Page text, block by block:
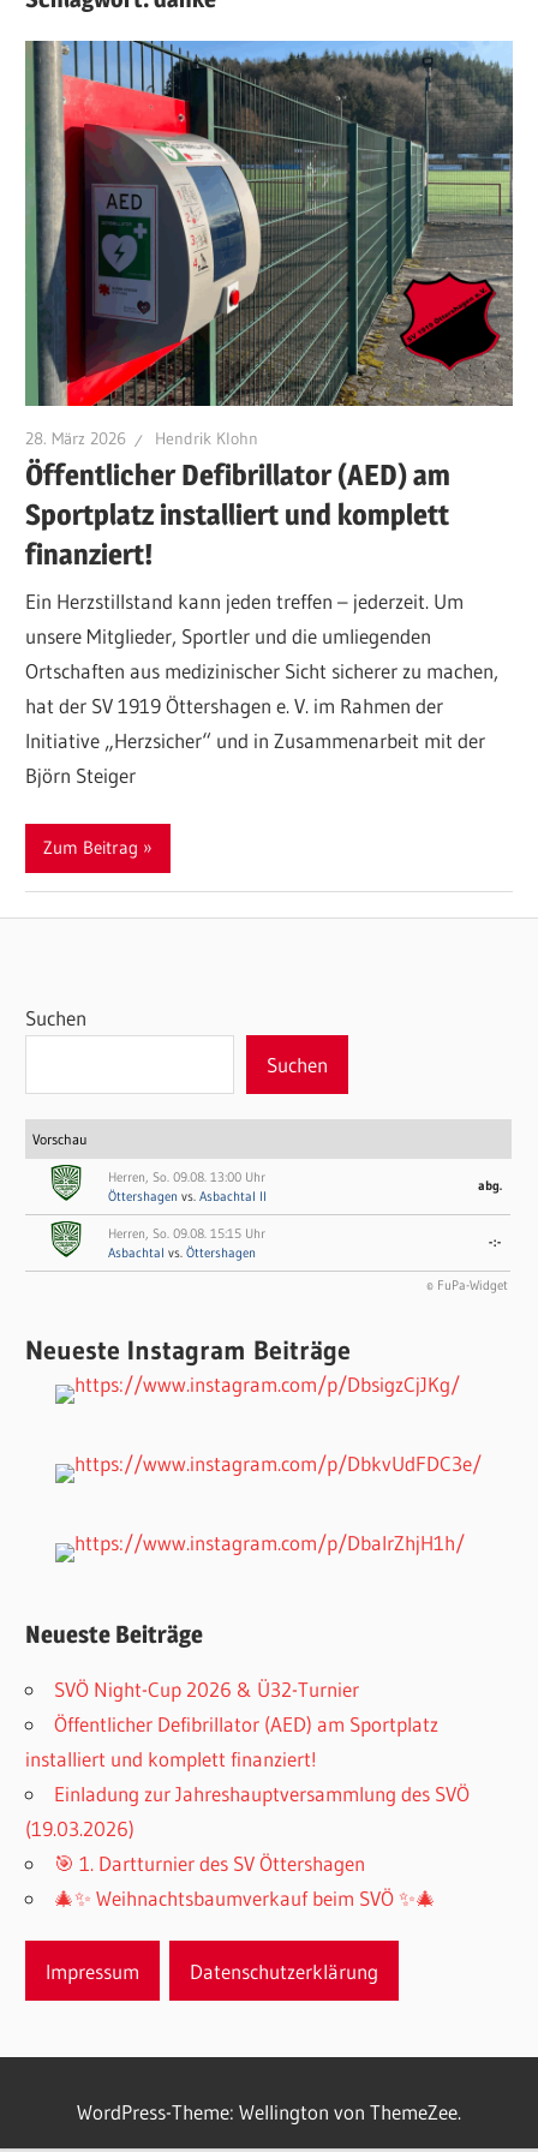
28. März 2026 Hendrik Klohn
Öffentlicher Defibrillator (AED) am
Sportplatz installiert und komplett
finanziert!
Ein Herzstillstand kann jeden treffen – jederzeit. Um
unsere Mitglieder, Sportler und die umliegenden
Ortschaften aus medizinischer Sicht sicherer zu machen,
hat der SV 1919 Öttershagen e. V. im Rahmen der
Initiative „Herzsicher“ und in Zusammenarbeit mit der
Björn Steiger
Zum Beitrag
Suchen
Suchen
Vorschau
Herren, So. 09.08. 13:00 Uhr
Öttershagenvs.Asbachtal II
abg.
Herren, So. 09.08. 15:15 Uhr
Asbachtal vs.Öttershagen
-:-
© FuPa-Widget
Neueste Instagram Beiträge
Neueste Beiträge
SVÖ Night-Cup 2026 & Ü32-Turnier
Öffentlicher Defibrillator (AED) am Sportplatz
installiert und komplett finanziert!
Einladung zur Jahreshauptversammlung des SVÖ
(19.03.2026)
🎯 1. Dartturnier des SV Öttershagen
🎄✨ Weihnachtsbaumverkauf beim SVÖ ✨🎄
Impressum Datenschutzerklärung
WordPress-Theme: Wellington von ThemeZee.